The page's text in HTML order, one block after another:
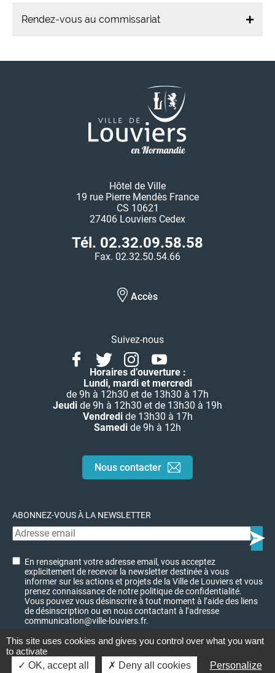
Rendez-vous au commissariat
Hôtel de Ville
19 rue Pierre Mendès France
CS 10621
27406 Louviers Cedex
Tél. 02.32.09.58.58
Fax. 02.32.50.54.66
Accès
Suivez-nous
FacebookTwitterInstagramYoutube
Horaires d’ouverture :
Lundi, mardi et mercredi
de 9h à 12h30 et de 13h30 à 17h
Jeudi de 9h à 12h30 et de 13h30 à 19h
Vendredide 13h30 à 17h
Samedi de 9h à 12h
Nous contacter
ABONNEZ-VOUS À LA NEWSLETTER
En renseignant votre adresse email, vous acceptez
explicitement de recevoir la newsletter destinée à vous
informer sur les actions et projets de la Ville de Louviers et vous
prenez connaissance de notre politique de confidentialité.
Vous pouvez vous désinscrire à tout moment à l’aide des liens
de désinscription ou en nous contactant à l’adresse
communication@ville-louviers.fr.
© Ville de Louviers - 2023
Charte graphique
This site uses cookies and gives you control over what you want
to activate
OK, accept all
Deny all cookies Personalize